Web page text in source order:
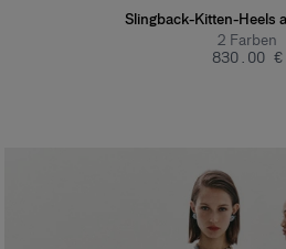
Slingback-Kitten-Heels
2 Farben
‌830.00 €